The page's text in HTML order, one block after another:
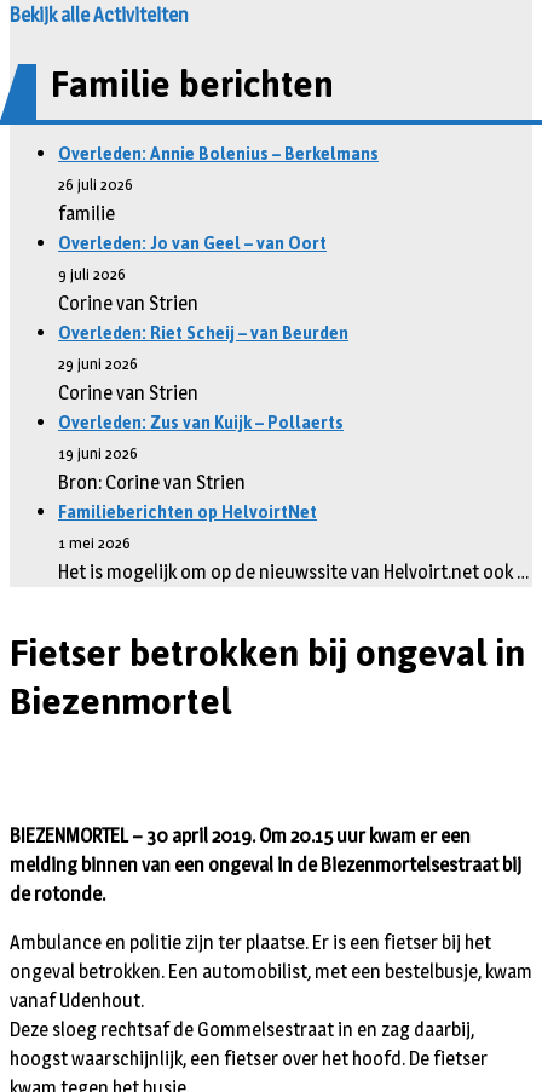
Bekijk alle Activiteiten
Familie berichten
Overleden: Annie Bolenius – Berkelmans
26 juli 2026
familie
Overleden: Jo van Geel – van Oort
9 juli 2026
Corine van Strien
Overleden: Riet Scheij – van Beurden
29 juni 2026
Corine van Strien
Overleden: Zus van Kuijk – Pollaerts
19 juni 2026
Bron: Corine van Strien
Familieberichten op HelvoirtNet
1 mei 2026
Het is mogelijk om op de nieuwssite van Helvoirt.net ook …
Fietser betrokken bij ongeval in
Biezenmortel
BIEZENMORTEL – 30 april 2019. Om 20.15 uur kwam er een
melding binnen van een ongeval in de Biezenmortelsestraat bij
de rotonde.
Ambulance en politie zijn ter plaatse. Er is een fietser bij het
ongeval betrokken. Een automobilist, met een bestelbusje, kwam
vanaf Udenhout.
Deze sloeg rechtsaf de Gommelsestraat in en zag daarbij,
hoogst waarschijnlijk, een fietser over het hoofd. De fietser